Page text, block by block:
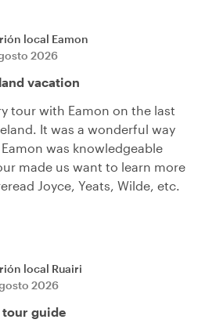
local Eamon
2026
vacation
tour with Eamon on the last
It was a wonderful way
was knowledgeable
made us want to learn more
Joyce, Yeats, Wilde, etc.
local Ruairi
2026
tour guide